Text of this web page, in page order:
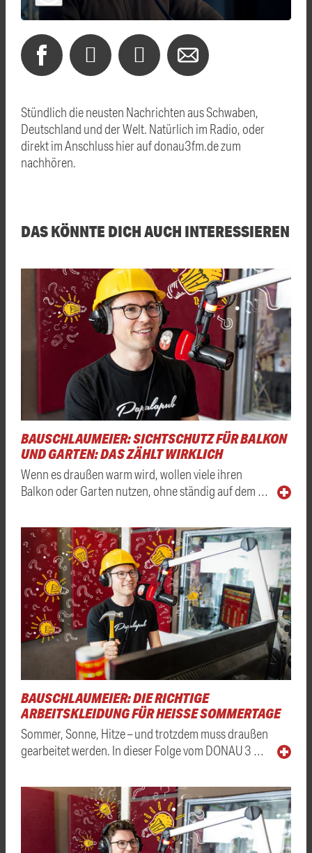
Stündlich die neusten Nachrichten aus Schwaben,
Deutschland und der Welt. Natürlich im Radio, oder
direkt im Anschluss hier auf donau3fm.de zum
nachhören.
DAS KÖNNTE DICH AUCH INTERESSIEREN
BAUSCHLAUMEIER: SICHTSCHUTZ FÜR BALKON
UND GARTEN: DAS ZÄHLT WIRKLICH
Wenn es draußen warm wird, wollen viele ihren
Balkon oder Garten nutzen, ohne ständig auf dem …
BAUSCHLAUMEIER: DIE RICHTIGE
ARBEITSKLEIDUNG FÜR HEISSE SOMMERTAGE
Sommer, Sonne, Hitze – und trotzdem muss draußen
gearbeitet werden. In dieser Folge vom DONAU 3 …